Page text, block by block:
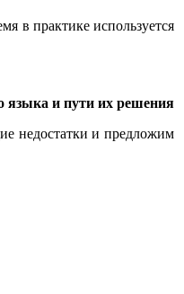
в практике используется
языка и пути их решения
недостатки и предложим